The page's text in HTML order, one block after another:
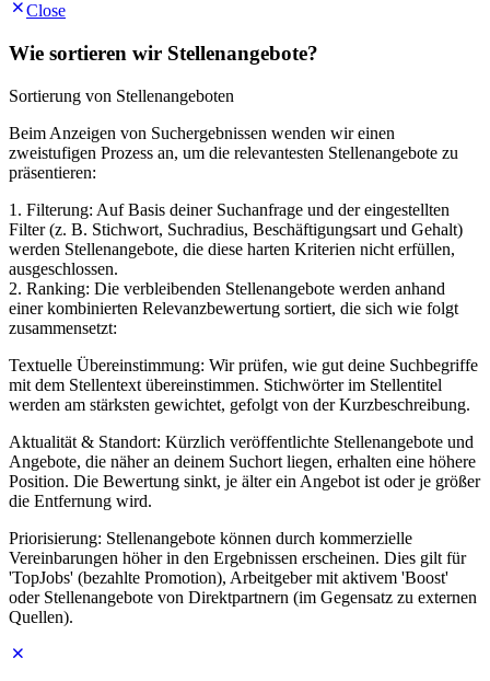
Close
Wie sortieren wir Stellenangebote?
Sortierung von Stellenangeboten
Beim Anzeigen von Suchergebnissen wenden wir einen
zweistufigen Prozess an, um die relevantesten Stellenangebote zu
präsentieren:
1. Filterung: Auf Basis deiner Suchanfrage und der eingestellten
Filter (z. B. Stichwort, Suchradius, Beschäftigungsart und Gehalt)
werden Stellenangebote, die diese harten Kriterien nicht erfüllen,
ausgeschlossen.
2. Ranking: Die verbleibenden Stellenangebote werden anhand
einer kombinierten Relevanzbewertung sortiert, die sich wie folgt
zusammensetzt:
Textuelle Übereinstimmung: Wir prüfen, wie gut deine Suchbegriffe
mit dem Stellentext übereinstimmen. Stichwörter im Stellentitel
werden am stärksten gewichtet, gefolgt von der Kurzbeschreibung.
Aktualität & Standort: Kürzlich veröffentlichte Stellenangebote und
Angebote, die näher an deinem Suchort liegen, erhalten eine höhere
Position. Die Bewertung sinkt, je älter ein Angebot ist oder je größer
die Entfernung wird.
Priorisierung: Stellenangebote können durch kommerzielle
Vereinbarungen höher in den Ergebnissen erscheinen. Dies gilt für
'TopJobs' (bezahlte Promotion), Arbeitgeber mit aktivem 'Boost'
oder Stellenangebote von Direktpartnern (im Gegensatz zu externen
Quellen).